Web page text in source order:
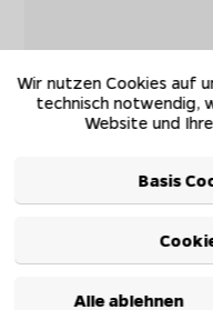
Wir nutzen Cookies auf
technisch notwendig,
Website und
Basis
Alle ablehnen